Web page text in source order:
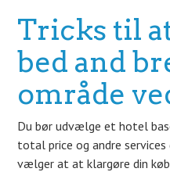
Tricks til
bed and
område
Du bør udvælge et hotel
total price og andre services
vælger at at klargøre din